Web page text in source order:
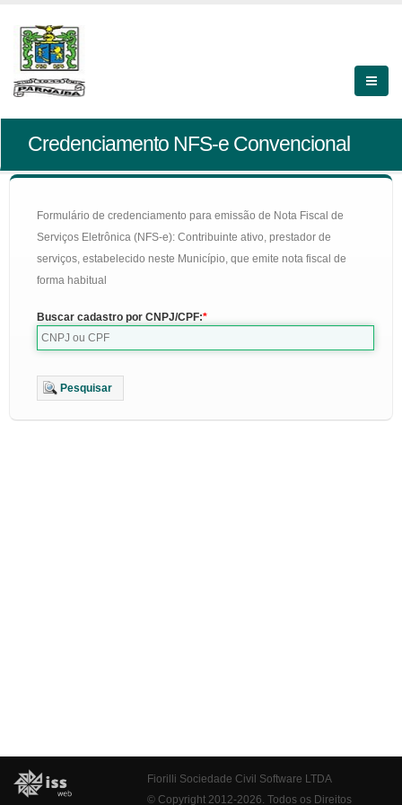
Credenciamento NFS-e Convencional
Formulário de credenciamento para emissão de Nota Fiscal de
Serviços Eletrônica (NFS-e): Contribuinte ativo, prestador de
serviços, estabelecido neste Município, que emite nota fiscal de
forma habitual
Buscar cadastro por CNPJ/CPF:
Pesquisar
Fiorilli Sociedade Civil Software LTDA
© Copyright 2012-2026. Todos os Direitos